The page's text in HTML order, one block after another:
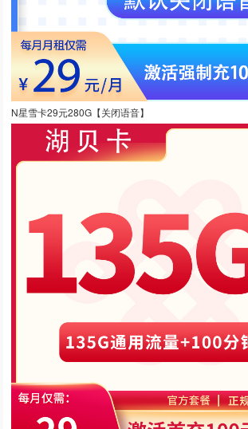
N星雪卡29元280G【关闭语音】